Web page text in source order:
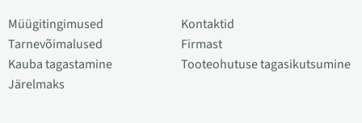
Müügitingimused
Tarnevõimalused
Kauba tagastamine
Järelmaks
Kontaktid
Firmast
Tooteohutuse tagasikutsumine